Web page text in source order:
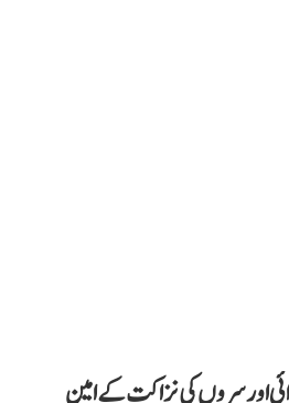
اور سروں کی نزاکت کے امین